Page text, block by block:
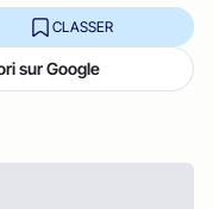
CLASSER
sur Google